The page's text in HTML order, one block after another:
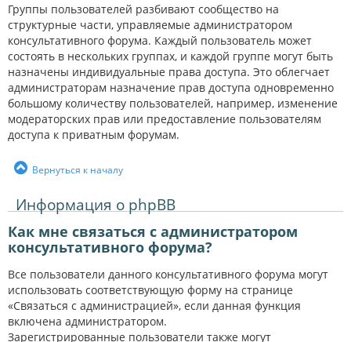
Группы пользователей разбивают сообщество на
структурные части, управляемые администратором
консультативного форума. Каждый пользователь может
состоять в нескольких группах, и каждой группе могут быть
назначены индивидуальные права доступа. Это облегчает
администраторам назначение прав доступа одновременно
большому количеству пользователей, например, изменение
модераторских прав или предоставление пользователям
доступа к приватным форумам.
Вернуться к началу
Информация о phpBB
Как мне связаться с администратором
консультативного форума?
Все пользователи данного консультативного форума могут
использовать соответствующую форму на странице
«Связаться с администрацией», если данная функция
включена администратором.
Зарегистрированные пользователи также могут